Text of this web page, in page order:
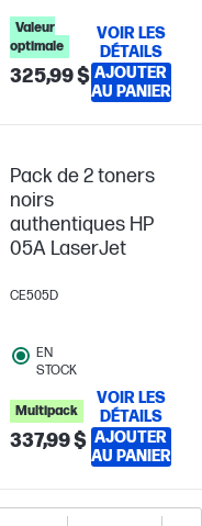
Valeur
optimale
325,99 $
VOIR LES
DÉTAILS
AJOUTER
AU PANIER
Pack de 2 toners
noirs
authentiques HP
05A LaserJet
CE505D
EN
STOCK
Multipack
337,99 $
VOIR LES
DÉTAILS
AJOUTER
AU PANIER